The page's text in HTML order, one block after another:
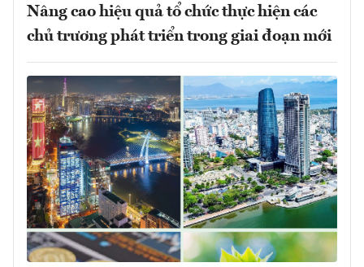
Nâng cao hiệu quả tổ chức thực hiện các
chủ trương phát triển trong giai đoạn mới